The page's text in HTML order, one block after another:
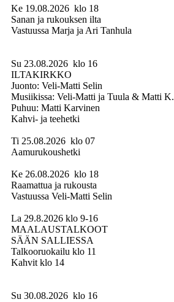
Ke 19.08.2026 klo 18
Sanan ja rukouksen ilta
Vastuussa Marja ja Ari Tanhula
Su 23.08.2026 klo 16
ILTAKIRKKO
Juonto: Veli-Matti Selin
Musiikissa: Veli-Matti ja Tuula & Matti K.
Puhuu: Matti Karvinen
Kahvi- ja teehetki
Ti 25.08.2026 klo 07
Aamurukoushetki
Ke 26.08.2026 klo 18
Raamattua ja rukousta
Vastuussa Veli-Matti Selin
La 29.8.2026 klo 9-16
MAALAUSTALKOOT
SÄÄN SALLIESSA
Talkooruokailu klo 11
Kahvit klo 14
Su 30.08.2026 klo 16